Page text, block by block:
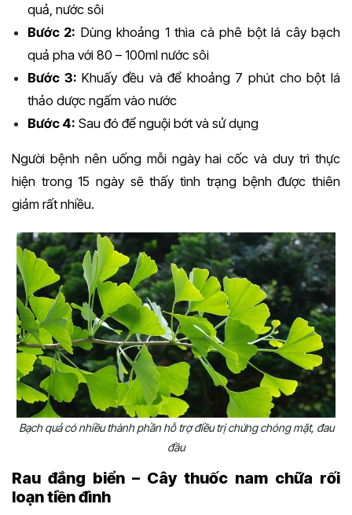
quả, nước sôi
Bước 2: Dùng khoảng 1 thìa cà phê bột lá cây bạch
quả pha với 80 – 100ml nước sôi
Bước 3: Khuấy đều và để khoảng 7 phút cho bột lá
thảo dược ngấm vào nước
Bước 4: Sau đó để nguội bớt và sử dụng
Người bệnh nên uống mỗi ngày hai cốc và duy trì thực
hiện trong 15 ngày sẽ thấy tình trạng bệnh được thiên
giảm rất nhiều.
Bạch quả có nhiều thành phần hỗ trợ điều trị chứng chóng mặt, đau
đầu
Rau đắng biển – Cây thuốc nam chữa rối
loạn tiền đình